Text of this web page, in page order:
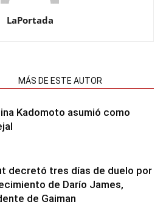
LaPortada
MÁS DE ESTE AUTOR
Kadomoto asumió como
decretó tres días de duelo por
de Darío James,
de Gaiman